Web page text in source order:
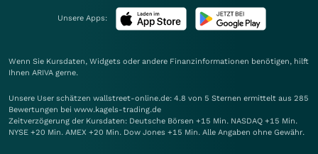
Unsere Apps:
Wenn Sie Kursdaten, Widgets oder andere Finanzinformationen benötigen, hilft
Ihnen ARIVA gerne.
Unsere User schätzen wallstreet-online.de: 4.8 von 5 Sternen ermittelt aus 285
Bewertungen bei www.kagels-trading.de
Zeitverzögerung der Kursdaten: Deutsche Börsen +15 Min. NASDAQ +15 Min.
NYSE +20 Min. AMEX +20 Min. Dow Jones +15 Min. Alle Angaben ohne Gewähr.